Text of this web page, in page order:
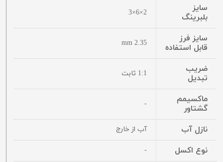
سایز
بلبرینگ
2×6×3
سایز فرز
قابل استفاده
2.35 mm
ضریب
تبدیل
1:1 ثابت
ماکسیمم
گشتاور
-
نازل آب آب از خارج
نوع اکسل -